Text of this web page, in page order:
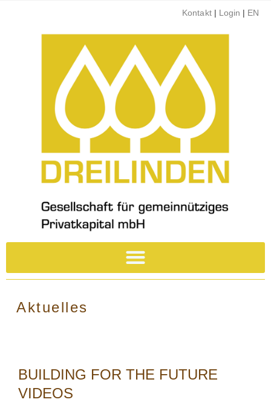
Kontakt| Login | EN
Aktuelles
BUILDING FOR THE FUTURE
VIDEOS